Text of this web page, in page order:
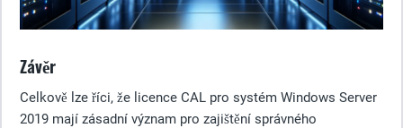
Závěr
Celkově lze říci, že licence CAL pro systém Windows Server
2019 mají zásadní význam pro zajištění správného